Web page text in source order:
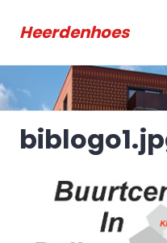
naar
inhoud
Heerdenhoes